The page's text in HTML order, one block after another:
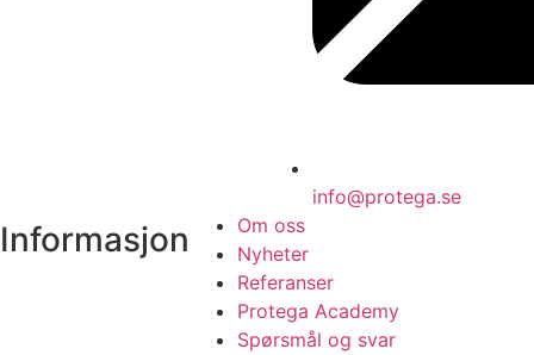
info@protega.se
Informasjon
Om oss
Nyheter
Referanser
Protega Academy
Spørsmål og svar